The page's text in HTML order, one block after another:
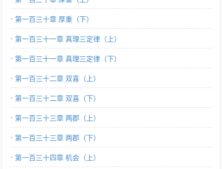
第一百三十章 厚重（下）
第一百三十一章 真理三定律（上）
第一百三十一章 真理三定律（下）
第一百三十二章 双喜（上）
第一百三十二章 双喜（下）
第一百三十三章 两郡（上）
第一百三十三章 两郡（下）
第一百三十四章 机会（上）